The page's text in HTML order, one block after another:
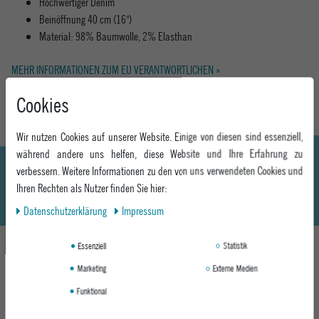
Beinöffnung 40 cm (16")
Material: 98% Baumwolle, 2% Elasthan
MEHR INFORMATIONEN ZUM EU VERANTWORTLICHEN »
DAS KÖNNTE DIR AUCH GEFALLEN
Cookies
Wir nutzen Cookies auf unserer Website. Einige von diesen sind essenziell,
während andere uns helfen, diese Website und Ihre Erfahrung zu
verbessern. Weitere Informationen zu den von uns verwendeten Cookies und
Ihren Rechten als Nutzer finden Sie hier:
Daten­schutz­erklärung
Impressum
Essenziell
Statistik
Marketing
Externe Medien
Funktional